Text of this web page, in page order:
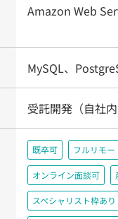
Amazon Web
MySQL、
受託開発（自社
既卒可 フルリモー
オンライン面談可
スペシャリスト枠あり